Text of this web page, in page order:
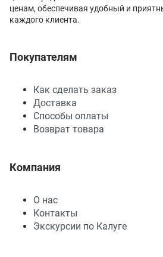
ценам, обеспечивая удобный и
каждого клиента.
Покупателям
Как сделать заказ
Доставка
Способы оплаты
Возврат товара
Компания
О нас
Контакты
Экскурсии по Калуге